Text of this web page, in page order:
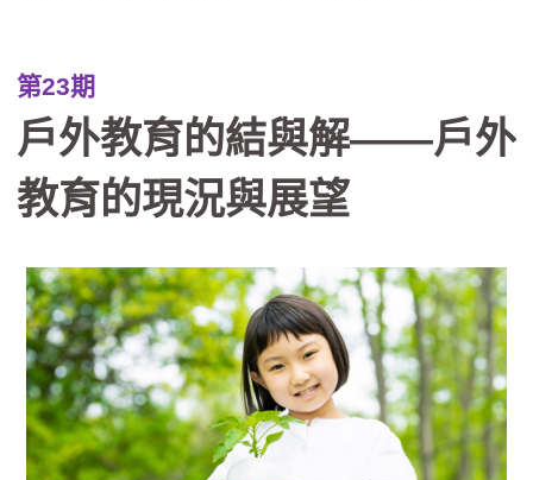
船課程中克服暈船與學習共好的生命歷
程，以及透過校園空間「減法美學」與
攀樹、木育課程實現的普特共好——描
繪了教育如何從知識傳遞轉向生命轉
課程，實則有效提升了學生的學業成就
（A增C減）與心理韌性，並重建了學
校、社區與家長間的信任關係，證明了
將世界當作教室，能培養出更具適應力
與善良品質的下一代。
第23期
戶外教育的結與解——戶外
教育的現況與展望